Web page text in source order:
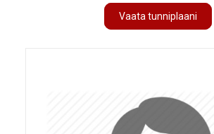
Vaata tunniplaani